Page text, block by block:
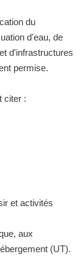
du
d'eau, de
d'infrastructures
permise.
citer :
et activités
aux
(UT).